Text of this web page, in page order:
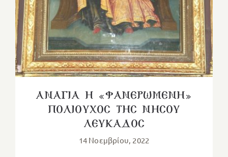
ΑΝΑΓΙΑ Η «ΦΑΝΕΡΩΜΕΝΗ»
ΠΟΛΙΟΥΧΟΣ ΤΗΣ ΝΗΣΟΥ
ΛΕΥΚΑΔΟΣ
14 Νοεμβρίου, 2022